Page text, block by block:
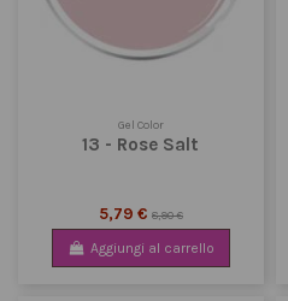
Gel Color
13 - Rose Salt
5,79 € 8,90 €
Aggiungi al carrello